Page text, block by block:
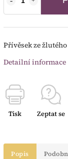
Přívěsek ze
Detailní informace
Tisk Zeptat se
Popis